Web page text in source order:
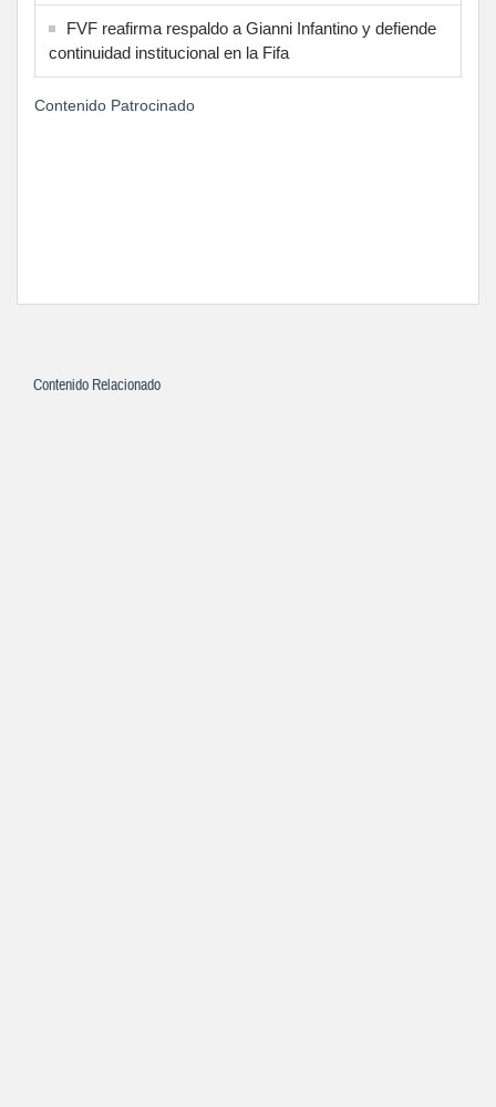
FVF reafirma respaldo a Gianni Infantino y defiende
continuidad institucional en la Fifa
Contenido Patrocinado
Contenido Relacionado